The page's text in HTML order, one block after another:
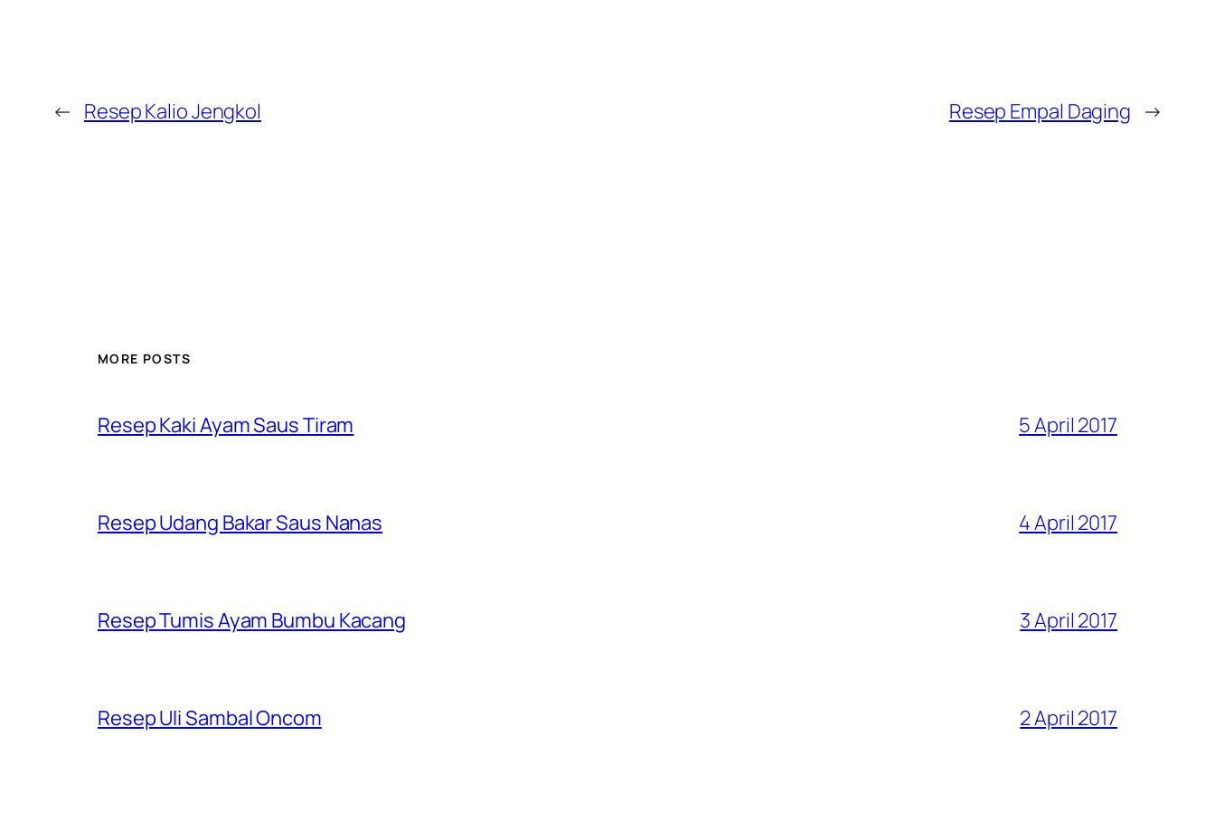
← Resep Kalio Jengkol Resep Empal Daging →
MORE POSTS
Resep Kaki Ayam Saus Tiram 5 April 2017
Resep Udang Bakar Saus Nanas 4 April 2017
Resep Tumis Ayam Bumbu Kacang 3 April 2017
Resep Uli Sambal Oncom 2 April 2017